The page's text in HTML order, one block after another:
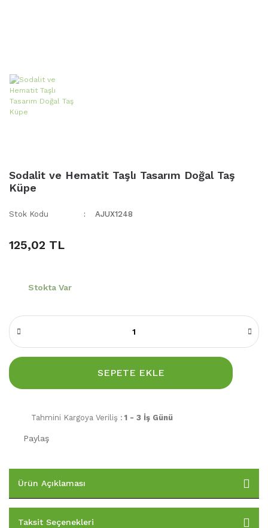
Sodalit ve Hematit Taşlı Tasarım Doğal Taş
Küpe
Stok Kodu AJUX1248
125,02 TL
Stokta Var
SEPETE EKLE
Tahmini Kargoya Veriliş : 1 - 3 İş Günü
Paylaş
Ürün Açıklaması
Taksit Seçenekleri